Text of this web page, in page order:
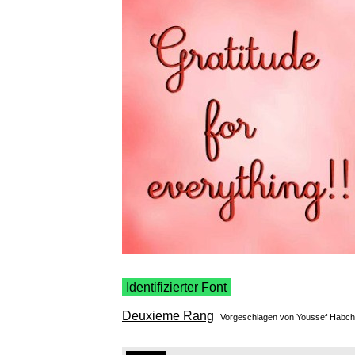
Identifizierter Font
Deuxieme Rang Vorgeschlagen von Youssef